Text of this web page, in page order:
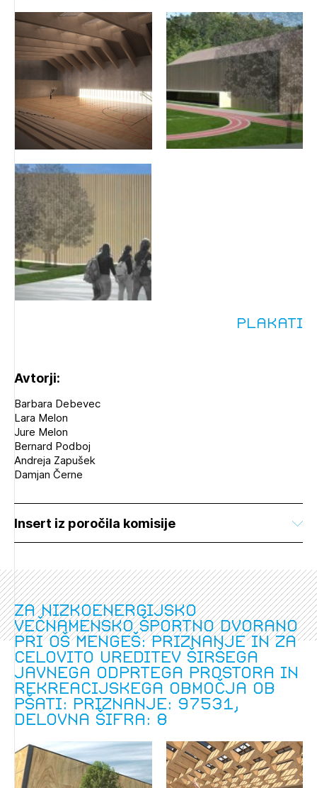
Plakati
Avtorji:
Barbara Debevec
Lara Melon
Jure Melon
Bernard Podboj
Andreja Zapušek
Damjan Černe
Insert iz poročila komisije
Za nizkoenergijsko
večnamensko športno dvorano
pri OŠ Mengeš: Priznanje in za
celovito ureditev širšega
javnega odprtega prostora in
rekreacijskega območja ob
Pšati: Priznanje: 97531,
delovna šifra: 8